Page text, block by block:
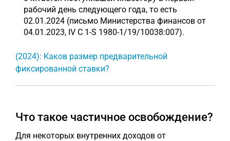
рабочий день следующего года, то есть
02.01.2024 (письмо Министерства финансов от
04.01.2023, IV C 1-S 1980-1/19/10038:007).
(2024): Каков размер предварительной
фиксированной ставки?
Что такое частичное освобождение?
Для некоторых внутренних доходов от